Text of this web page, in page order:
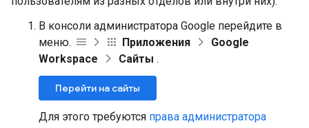
В консоли администратора Google перейдите в
меню.
Приложения
Google
Workspace
Сайты .
Перейти на сайты
Для этого требуются права администратора